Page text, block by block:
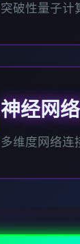
突破性量子计
神经网
多维度网络连